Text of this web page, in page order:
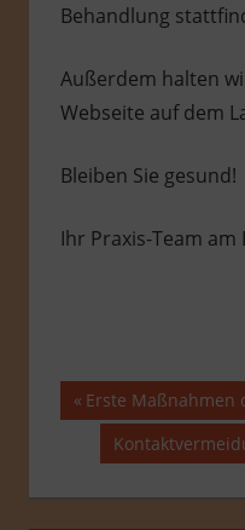
Behandlung
Außerdem halten
Webseite auf dem
Bleiben Sie gesund!
Ihr Praxis-Team am
Vorheriger
Beitrag:
Erste Maßnahmen
Nächster
Beitrag: